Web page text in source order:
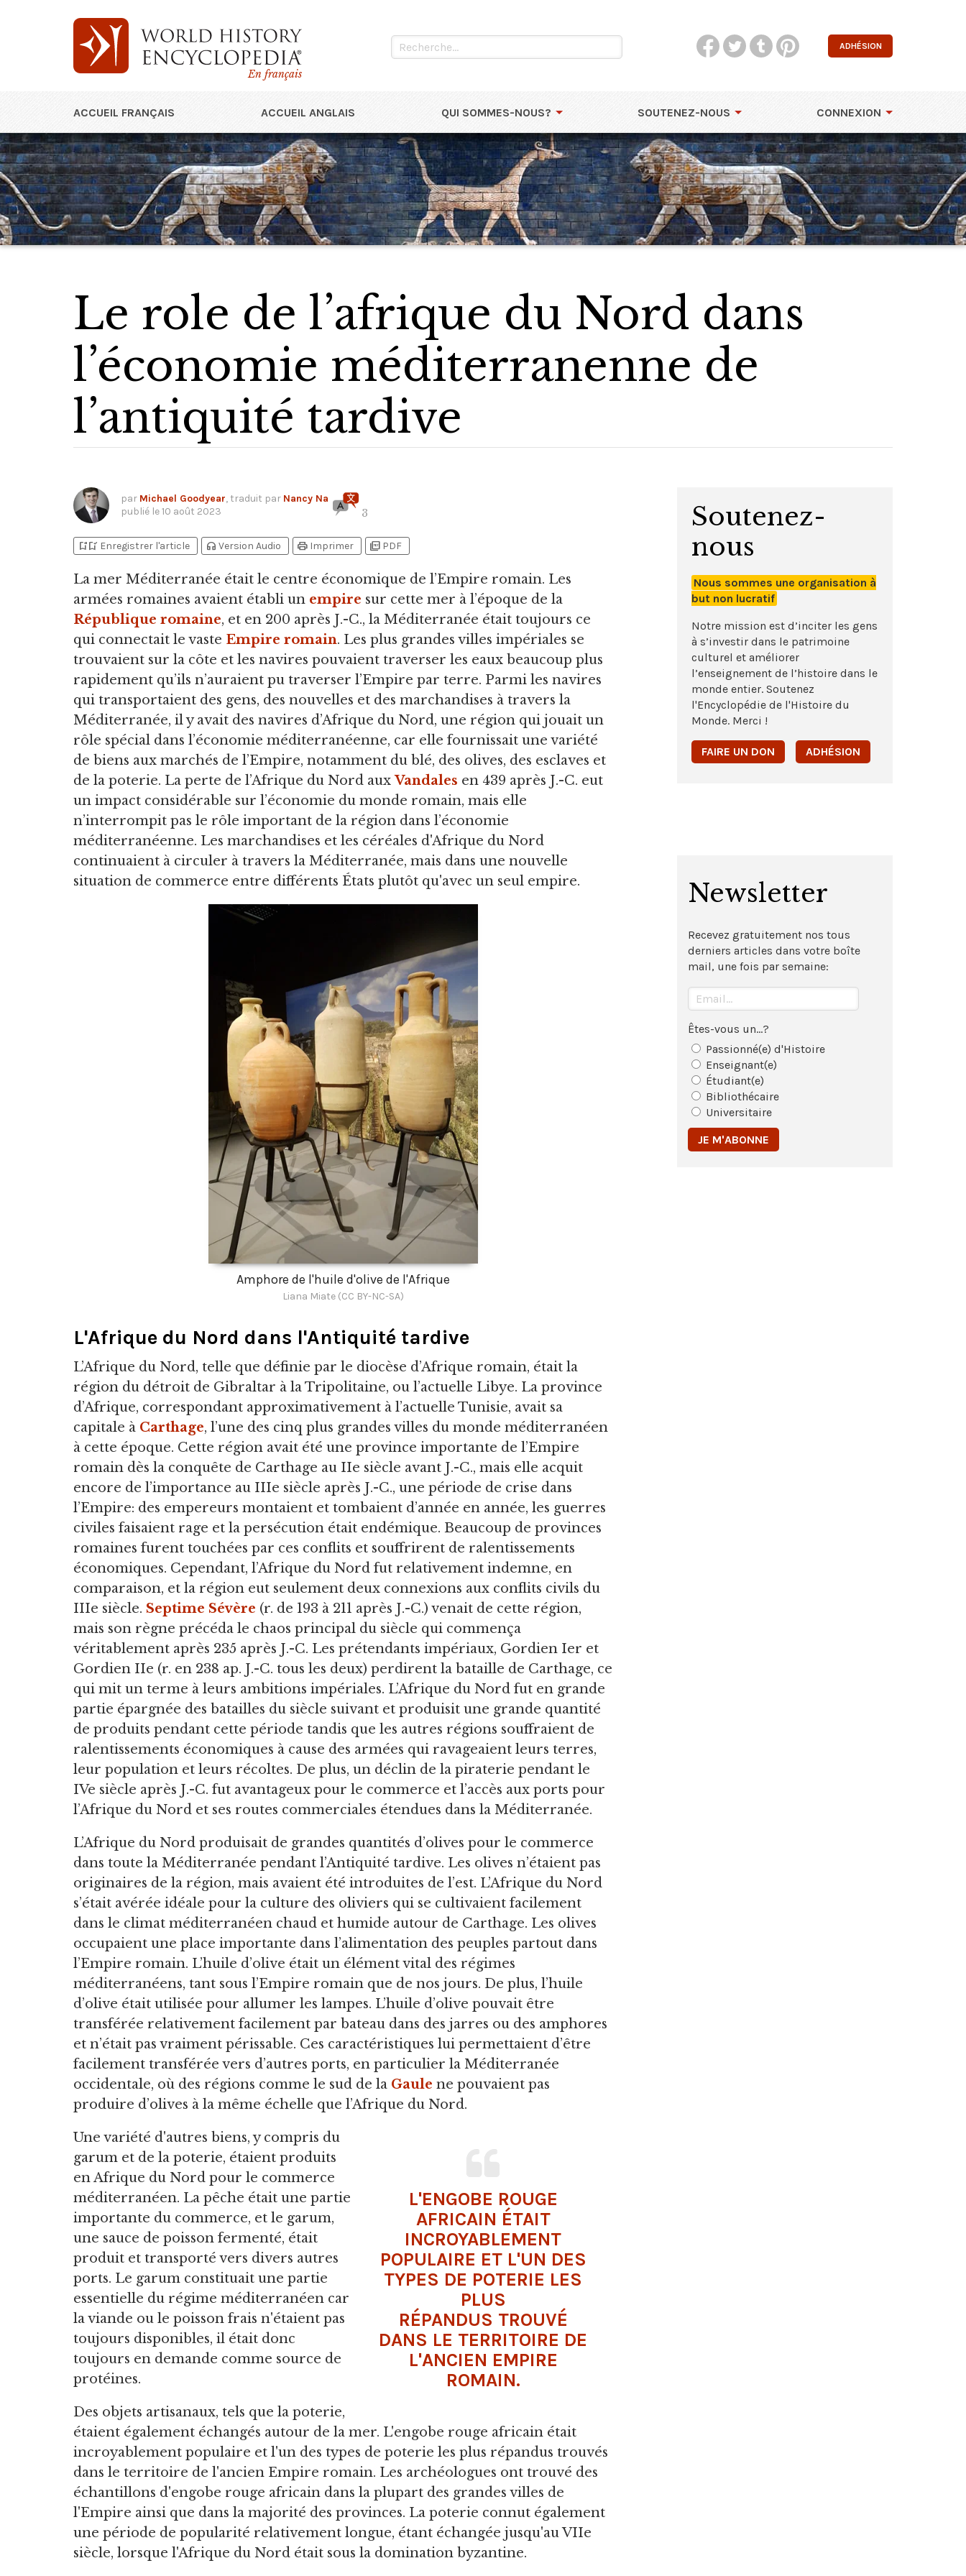
En français
ADHÉSION
ACCUEIL FRANÇAIS ACCUEIL ANGLAIS QUI SOMMES-NOUS? SOUTENEZ-NOUS CONNEXION
Le role de l’afrique du Nord dans
l’économie méditerranenne de
l’antiquité tardive
par Michael Goodyear, traduit par Nancy Na
publié le10 août 2023 3
bookmark_addbookmark_added Enregistrer l'article headphones Version Audio print Imprimer picture_as_pdf PDF
La mer Méditerranée était le centre économique de l’Empire romain. Les
armées romaines avaient établi un empire sur cette mer à l’époque de la
République romaine, et en 200 après J.-C., la Méditerranée était toujours ce
qui connectait le vaste Empire romain. Les plus grandes villes impériales se
trouvaient sur la côte et les navires pouvaient traverser les eaux beaucoup plus
rapidement qu’ils n’auraient pu traverser l’Empire par terre. Parmi les navires
qui transportaient des gens, des nouvelles et des marchandises à travers la
Méditerranée, il y avait des navires d’Afrique du Nord, une région qui jouait un
rôle spécial dans l’économie méditerranéenne, car elle fournissait une variété
de biens aux marchés de l’Empire, notamment du blé, des olives, des esclaves et
de la poterie. La perte de l’Afrique du Nord auxVandales en 439 après J.-C. eut
un impact considérable sur l’économie du monde romain, mais elle
n’interrompit pas le rôle important de la région dans l’économie
méditerranéenne. Les marchandises et les céréales d'Afrique du Nord
continuaient à circuler à travers la Méditerranée, mais dans une nouvelle
situation de commerce entre différents États plutôt qu'avec un seul empire.
Amphore de l'huile d'olive de l'Afrique
Liana Miate (CC BY-NC-SA)
L'Afrique du Nord dans l'Antiquité tardive
L’Afrique du Nord, telle que définie par le diocèse d’Afrique romain, était la
région du détroit de Gibraltar à la Tripolitaine, ou l’actuelle Libye. La province
d’Afrique, correspondant approximativement à l’actuelle Tunisie, avait sa
capitale à Carthage, l’une des cinq plus grandes villes du monde méditerranéen
à cette époque. Cette région avait été une province importante de l’Empire
romain dès la conquête de Carthage au IIe siècle avant J.-C., mais elle acquit
encore de l’importance au IIIe siècle après J.-C., une période de crise dans
l’Empire: des empereurs montaient et tombaient d’année en année, les guerres
civiles faisaient rage et la persécution était endémique. Beaucoup de provinces
romaines furent touchées par ces conflits et souffrirent de ralentissements
économiques. Cependant, l’Afrique du Nord fut relativement indemne, en
comparaison, et la région eut seulement deux connexions aux conflits civils du
IIIe siècle. Septime Sévère (r. de 193 à 211 après J.-C.) venait de cette région,
mais son règne précéda le chaos principal du siècle qui commença
véritablement après 235 après J.-C. Les prétendants impériaux, Gordien Ier et
Gordien IIe (r. en 238 ap. J.-C. tous les deux) perdirent la bataille de Carthage, ce
qui mit un terme à leurs ambitions impériales. L’Afrique du Nord fut en grande
partie épargnée des batailles du siècle suivant et produisit une grande quantité
de produits pendant cette période tandis que les autres régions souffraient de
ralentissements économiques à cause des armées qui ravageaient leurs terres,
leur population et leurs récoltes. De plus, un déclin de la piraterie pendant le
IVe siècle après J.-C. fut avantageux pour le commerce et l’accès aux ports pour
l’Afrique du Nord et ses routes commerciales étendues dans la Méditerranée.
L’Afrique du Nord produisait de grandes quantités d’olives pour le commerce
dans toute la Méditerranée pendant l’Antiquité tardive. Les olives n’étaient pas
originaires de la région, mais avaient été introduites de l’est. L’Afrique du Nord
s’était avérée idéale pour la culture des oliviers qui se cultivaient facilement
dans le climat méditerranéen chaud et humide autour de Carthage. Les olives
occupaient une place importante dans l’alimentation des peuples partout dans
l’Empire romain. L’huile d’olive était un élément vital des régimes
méditerranéens, tant sous l’Empire romain que de nos jours. De plus, l’huile
d’olive était utilisée pour allumer les lampes. L’huile d’olive pouvait être
transférée relativement facilement par bateau dans des jarres ou des amphores
et n’était pas vraiment périssable. Ces caractéristiques lui permettaient d’être
facilement transférée vers d’autres ports, en particulier la Méditerranée
occidentale, où des régions comme le sud de la Gaule ne pouvaient pas
produire d’olives à la même échelle que l’Afrique du Nord.
L'ENGOBE ROUGE
AFRICAIN ÉTAIT
INCROYABLEMENT
POPULAIRE ET L'UN DES
TYPES DE POTERIE LES
PLUS
RÉPANDUS TROUVÉ
DANS LE TERRITOIRE DE
L'ANCIEN EMPIRE
ROMAIN.
Une variété d'autres biens, y compris du
garum et de la poterie, étaient produits
en Afrique du Nord pour le commerce
méditerranéen. La pêche était une partie
importante du commerce, et le garum,
une sauce de poisson fermenté, était
produit et transporté vers divers autres
ports. Le garum constituait une partie
essentielle du régime méditerranéen car
la viande ou le poisson frais n'étaient pas
toujours disponibles, il était donc
toujours en demande comme source de
protéines.
Des objets artisanaux, tels que la poterie,
étaient également échangés autour de la mer. L'engobe rouge africain était
incroyablement populaire et l'un des types de poterie les plus répandus trouvés
dans le territoire de l'ancien Empire romain. Les archéologues ont trouvé des
échantillons d'engobe rouge africain dans la plupart des grandes villes de
l'Empire ainsi que dans la majorité des provinces. La poterie connut également
une période de popularité relativement longue, étant échangée jusqu'au VIIe
siècle, lorsque l'Afrique du Nord était sous la domination byzantine.
Soutenez-
nous
Nous sommes une organisation à
but non lucratif
Notre mission est d’inciter les gens
à s’investir dans le patrimoine
culturel et améliorer
l’enseignement de l’histoire dans le
monde entier. Soutenez
l'Encyclopédie de l'Histoire du
Monde. Merci !
FAIRE UN DON ADHÉSION
Newsletter
Recevez gratuitement nos tous
derniers articles dans votre boîte
mail, une fois par semaine:
Êtes-vous un...?
Passionné(e) d'Histoire
Enseignant(e)
Étudiant(e)
Bibliothécaire
Universitaire